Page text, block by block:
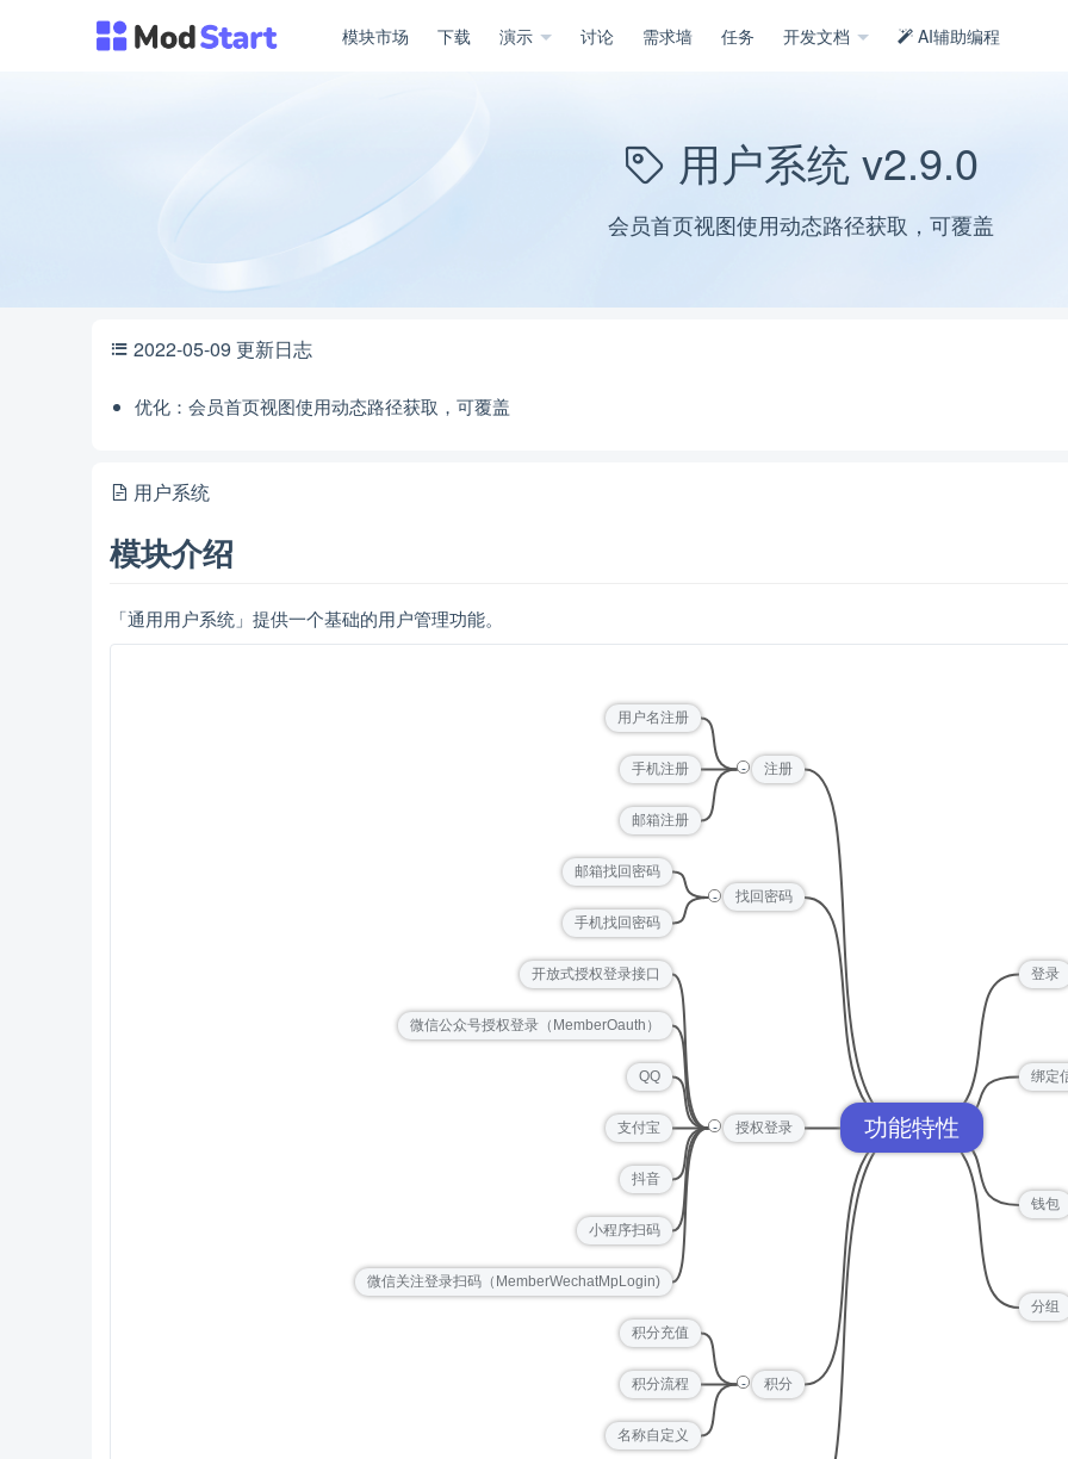
模块市场 下载 演示 讨论 需求墙 任务 开发文档 AI辅助编程
用户系统 v2.9.0
会员首页视图使用动态路径获取，可覆盖
2022-05-09 更新日志
优化：会员首页视图使用动态路径获取，可覆盖
用户系统
模块介绍
「通用用户系统」提供一个基础的用户管理功能。
功能特性
- 注册
用户名注册
手机注册
邮箱注册
登录
- 找回密码
邮箱找回密码
手机找回密码
绑定
- 授权登录
开放式授权登录接口
微信公众号授权登录（MemberOauth）
QQ
支付宝
抖音
小程序扫码
微信关注登录扫码（MemberWechatMpLogin)
钱包
- 积分
积分充值
积分流程
名称自定义
分组